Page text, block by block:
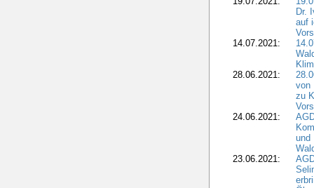
Dr.
auf
14.07.2021:
28.06.2021:
von
zu
24.06.2021:
und
23.06.2021: